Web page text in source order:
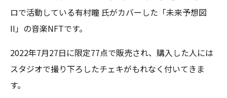
ロで活動している有村瞳 氏がカバーした「未来予想図
II」の音楽NFTです。
2022年7月27日に限定77点で販売され、購入した人には
スタジオで撮り下ろしたチェキがもれなく付いてきま
す。